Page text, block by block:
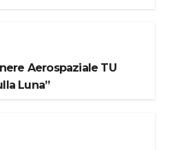
Aerospaziale TU
Luna”